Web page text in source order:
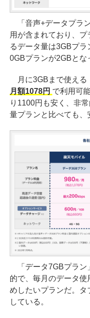
「音声+データプラ
用が含まれており、プ
るデータ量は3GBプ
0GBプランが2GBとな
月に3GBまで使える
月額1078円 で利用可
り1100円も安く、非
量プランと比べても、
「データ7GBプラン
的で、毎月のデータ
めしたいプランだ。タ
している。